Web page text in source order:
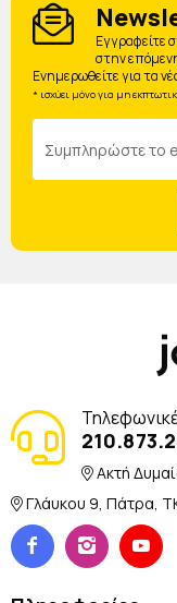
Eγγραφείτε
στην
Ενημερωθείτε για τα
* ισχύει μόνο για μη
Ακτή
Γλάυκου 9, Πάτρα,